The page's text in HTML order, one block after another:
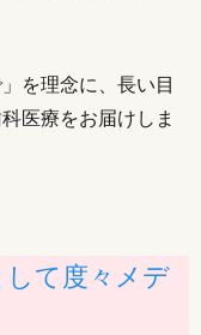
を理念に、長い目
医療をお届けしま
して度々メデ